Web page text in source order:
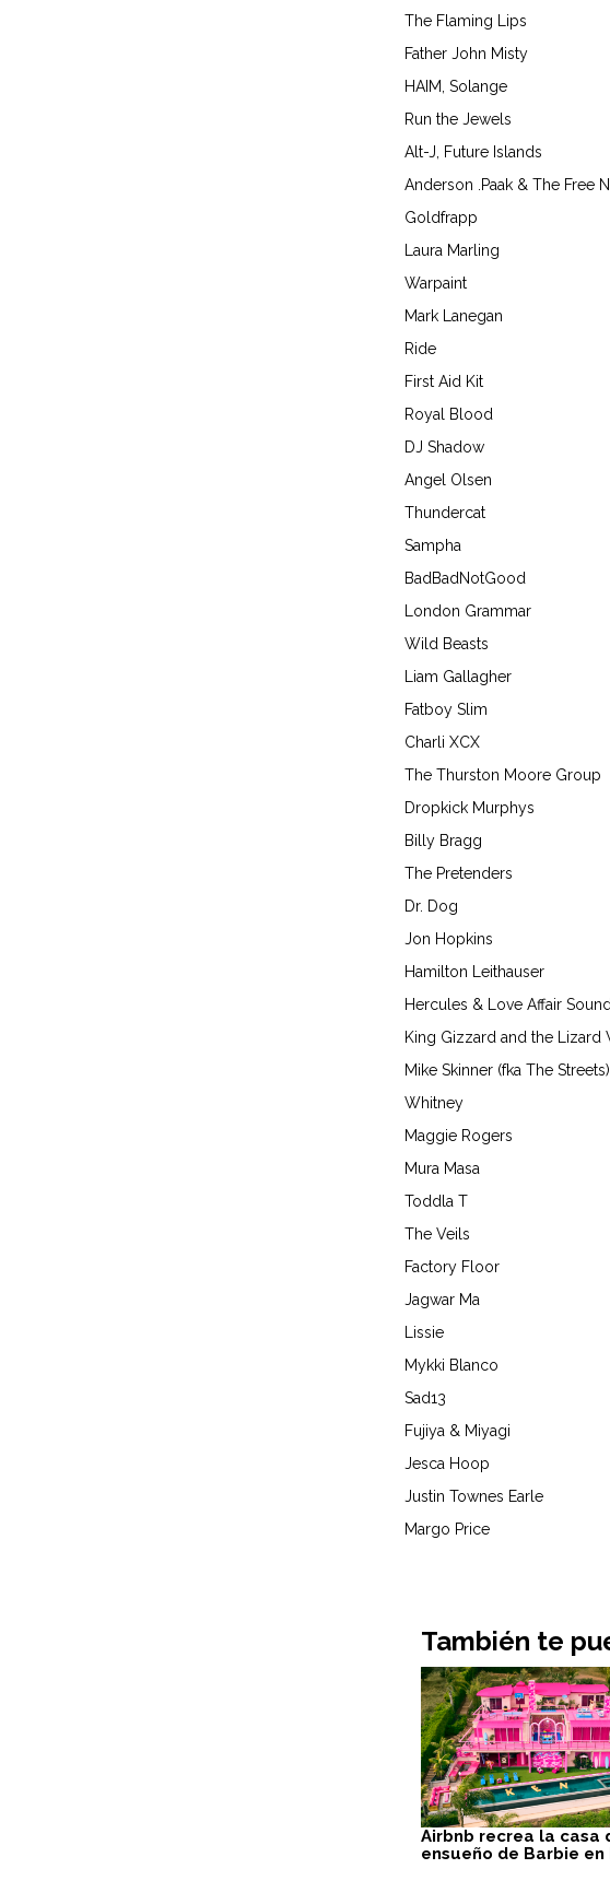
The Flaming Lips
Father John Misty
HAIM, Solange
Run the Jewels
Alt-J, Future Islands
Anderson .Paak & The Free
Goldfrapp
Laura Marling
Warpaint
Mark Lanegan
Ride
First Aid Kit
Royal Blood
DJ Shadow
Angel Olsen
Thundercat
Sampha
BadBadNotGood
London Grammar
Wild Beasts
Liam Gallagher
Fatboy Slim
Charli XCX
The Thurston Moore Group
Dropkick Murphys
Billy Bragg
The Pretenders
Dr. Dog
Jon Hopkins
Hamilton Leithauser
Hercules & Love Affair
King Gizzard and the Lizard
Mike Skinner (fka The Streets)
Whitney
Maggie Rogers
Mura Masa
Toddla T
The Veils
Factory Floor
Jagwar Ma
Lissie
Mykki Blanco
Sad13
Fujiya & Miyagi
Jesca Hoop
Justin Townes Earle
Margo Price
También te
Airbnb recrea la casa
ensueño de Barbie en